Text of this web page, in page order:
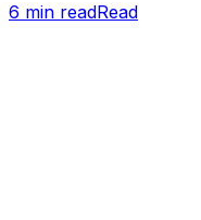
6 min readRead